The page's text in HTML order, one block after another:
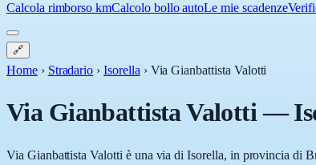
Calcola rimborso kmCalcolo bollo autoLe mie scadenze
🔗
Home › Stradario › Isorella › Via Gianbattista Valotti
Via Gianbattista Valotti—
Via Gianbattista Valotti è una via di Isorella, in provincia di